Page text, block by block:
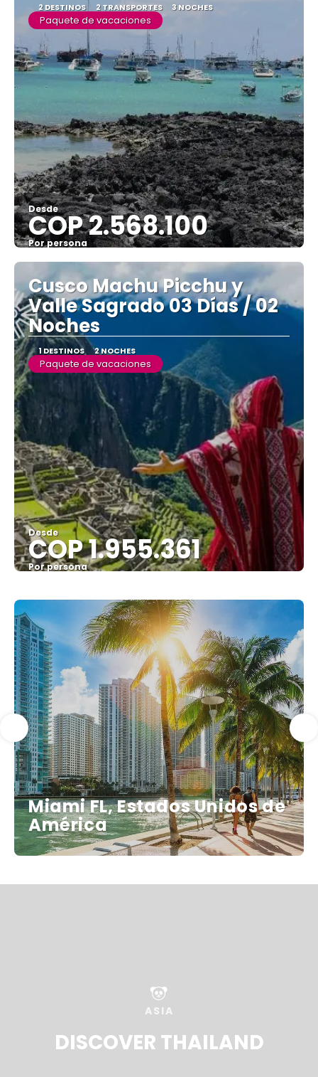
2 DESTINOS 2 TRANSPORTES 3 NOCHES
Paquete de vacaciones
Desde
COP 2.568.100
Por persona
Ver
Cusco Machu Picchu y
Valle Sagrado 03 Días / 02
Noches
1 DESTINOS 2 NOCHES
Paquete de vacaciones
Desde
COP 1.955.361
Por persona
Miami FL, Estados Unidos de
América
ASIA
DISCOVER THAILAND